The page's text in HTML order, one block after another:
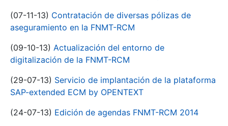
(07-11-13) Contratación de diversas pólizas de
aseguramiento en la FNMT-RCM
(09-10-13) Actualización del entorno de
digitalización de la FNMT-RCM
(29-07-13) Servicio de implantación de la plataforma
SAP-extended ECM by OPENTEXT
(24-07-13) Edición de agendas FNMT-RCM 2014